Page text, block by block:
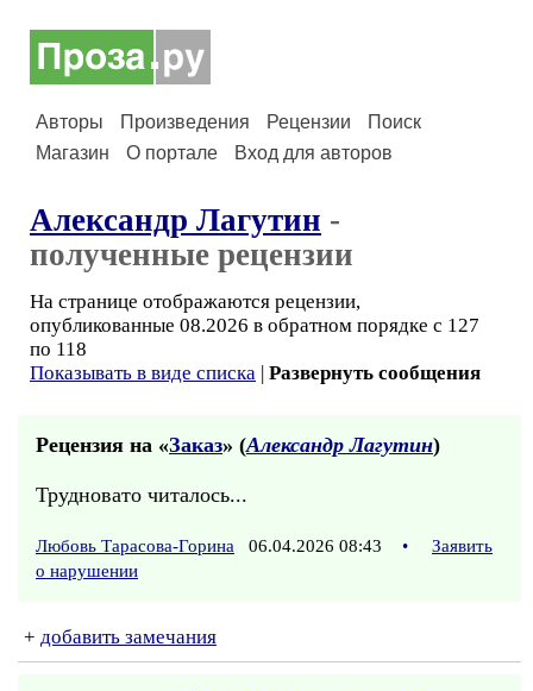
Авторы Произведения Рецензии
Поиск
Магазин
О портале Вход для авторов
Александр Лагутин -
полученные рецензии
На странице отображаются рецензии,
опубликованные 08.2026 в обратном порядке с 127
по 118
Показывать в виде списка | Развернуть сообщения
Рецензия на «Заказ» (Александр Лагутин)
Трудновато читалось...
Любовь Тарасова-Горина 06.04.2026 08:43 •
Заявить
о нарушении
+ добавить замечания